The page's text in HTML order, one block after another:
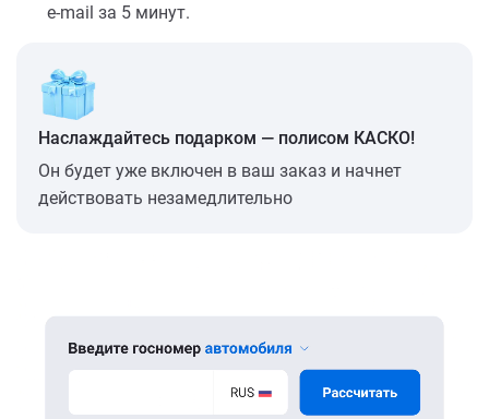
e-mail за 5 минут.
Наслаждайтесь подарком — полисом КАСКО!
Он будет уже включен в ваш заказ и начнет
действовать незамедлительно